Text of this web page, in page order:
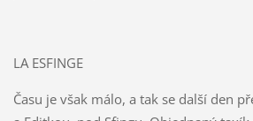
LA ESFINGE
Času je však málo, a tak se další den